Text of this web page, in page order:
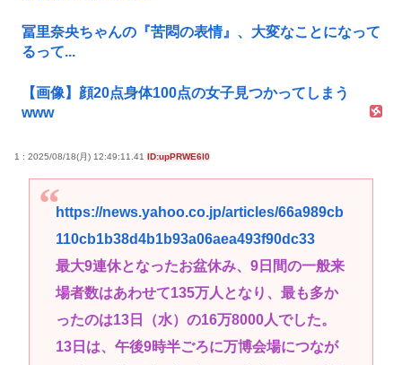
冨里奈央ちゃんの『苦悶の表情』、大変なことになって
るって...
【画像】顔20点身体100点の女子見つかってしまう
www
1 : 2025/08/18(月) 12:49:11.41 ID:upPRWE6l0
https://news.yahoo.co.jp/articles/66a989cb
110cb1b38d4b1b93a06aea493f90dc33
最大9連休となったお盆休み、9日間の一般来
場者数はあわせて135万人となり、最も多か
ったのは13日（水）の16万8000人でした。
13日は、午後9時半ごろに万博会場につなが